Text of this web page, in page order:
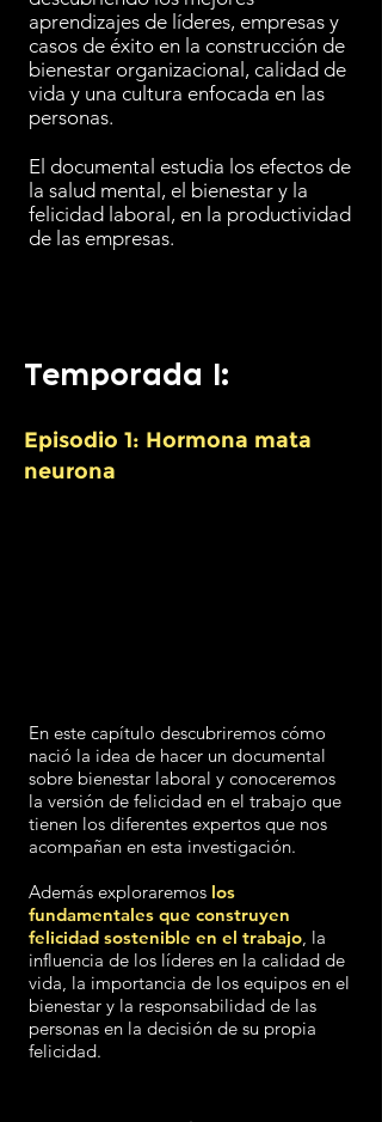
aprendizajes de líderes, empresas y
casos de éxito en la construcción de
bienestar organizacional, calidad de
vida y una cultura enfocada en las
personas.
El documental estudia los efectos de
la salud mental, el bienestar y la
felicidad laboral, en la productividad
de las empresas.
Temporada I:
Episodio 1: Hormona mata
neurona
En este capítulo descubriremos cómo
nació la idea de hacer un documental
sobre bienestar laboral y conoceremos
la versión de felicidad en el trabajo que
tienen los diferentes expertos que nos
acompañan en esta investigación.
Además exploraremos los
fundamentales que construyen
felicidad sostenible en el trabajo, la
influencia de los líderes en la calidad de
vida, la importancia de los equipos en el
bienestar y la responsabilidad de las
personas en la decisión de su propia
felicidad.